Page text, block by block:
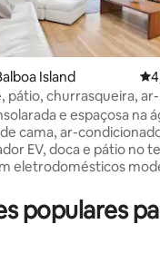
média de 5, 156
Island
pátio, churrasqueira, ar-
doca, garagem,
e espaçosa na
cama, ar-
EV, doca e pátio no
eletrodomésticos
bem como utensílios
e louça. Cada quarto
populares